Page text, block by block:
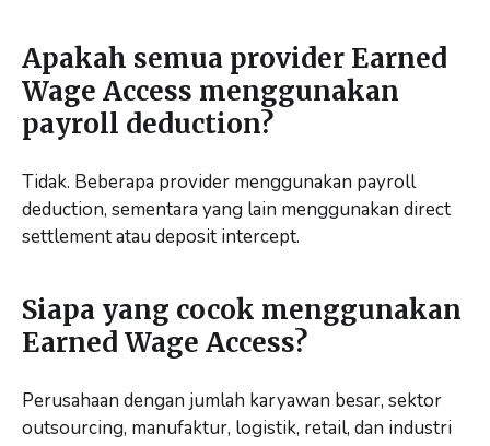
Apakah semua provider Earned
Wage Access menggunakan
payroll deduction?
Tidak. Beberapa provider menggunakan payroll
deduction, sementara yang lain menggunakan direct
settlement atau deposit intercept.
Siapa yang cocok menggunakan
Earned Wage Access?
Perusahaan dengan jumlah karyawan besar, sektor
outsourcing, manufaktur, logistik, retail, dan industri